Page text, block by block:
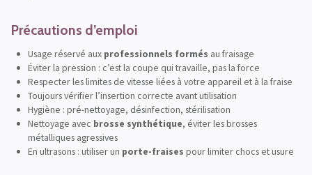
Précautions d’emploi
Usage réservé aux professionnels formés au fraisage
Éviter la pression : c’est la coupe qui travaille, pas la force
Respecter les limites de vitesse liées à votre appareil et à la fraise
Toujours vérifier l’insertion correcte avant utilisation
Hygiène : pré-nettoyage, désinfection, stérilisation
Nettoyage avec brosse synthétique, éviter les brosses
métalliques agressives
En ultrasons : utiliser un porte-fraises pour limiter chocs et usure